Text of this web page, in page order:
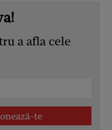
a afla cele